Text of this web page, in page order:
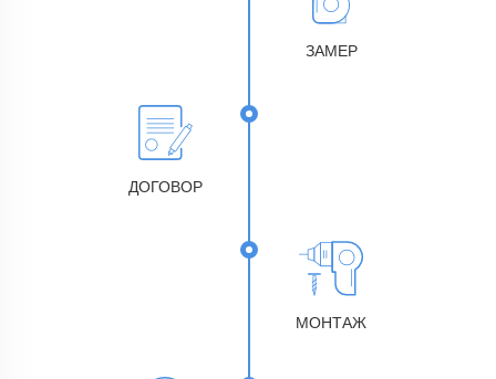
ЗАМЕР
ДОГОВОР
МОНТАЖ